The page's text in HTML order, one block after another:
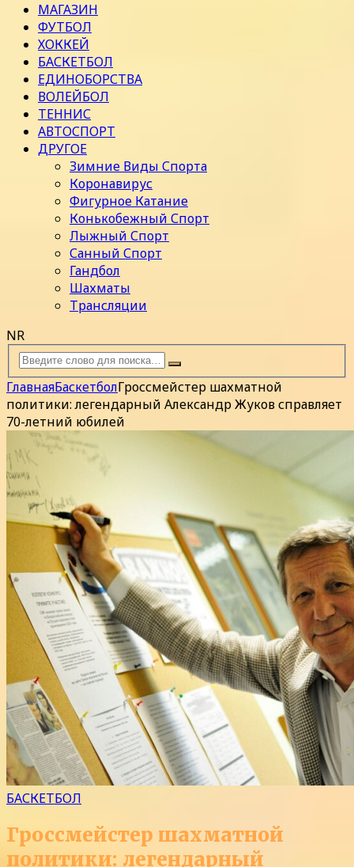
МАГАЗИН
ФУТБОЛ
ХОККЕЙ
БАСКЕТБОЛ
ЕДИНОБОРСТВА
ВОЛЕЙБОЛ
ТЕННИС
АВТОСПОРТ
ДРУГОЕ
Зимние Виды Спорта
Коронавирус
Фигурное Катание
Конькобежный Спорт
Лыжный Спорт
Санный Спорт
Гандбол
Шахматы
Трансляции
NR
ГлавнаяБаскетболГроссмейстер шахматной
политики: легендарный Александр Жуков справляет
70-летний юбилей
БАСКЕТБОЛ
Гроссмейстер шахматной
политики: легендарный